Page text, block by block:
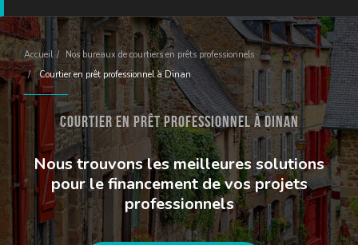
Accueil
Nos bureaux de courtiers en prêts professionnels
Courtier en prêt professionnel à Dinan
Courtier en prêt professionnel à Dinan
Nous trouvons les meilleures solutions
pour le financement de vos projets
professionnels